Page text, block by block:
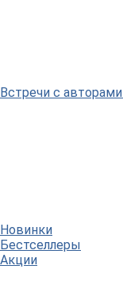
Встречи с авторами
Новинки
Бестселлеры
Акции